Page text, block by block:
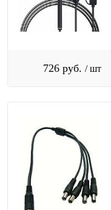
726 руб. / шт